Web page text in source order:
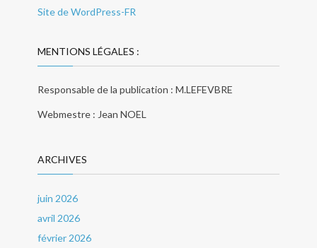
Site de WordPress-FR
MENTIONS LÉGALES :
Responsable de la publication : M.LEFEVBRE
Webmestre : Jean NOEL
ARCHIVES
juin 2026
avril 2026
février 2026